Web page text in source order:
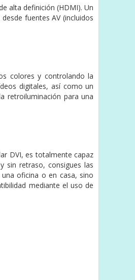
alta definición (HDMI). Un
fuentes AV (incluidos
colores y controlando la
digitales, así como un
retroiluminación para una
DVI, es totalmente capaz
sin retraso, consigues las
oficina o en casa, sino
mediante el uso de